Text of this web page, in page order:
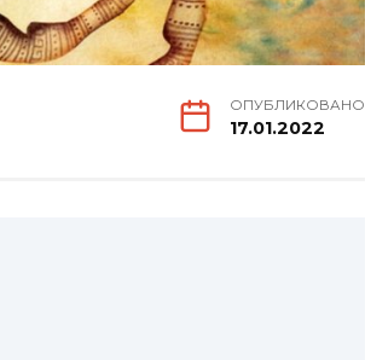
ОПУБЛИКОВАНО
17.01.2022